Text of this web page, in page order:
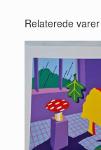
Relaterede varer